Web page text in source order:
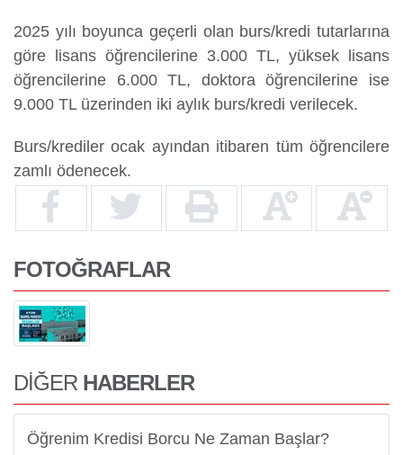
2025 yılı boyunca geçerli olan burs/kredi tutarlarına
göre lisans öğrencilerine 3.000 TL, yüksek lisans
öğrencilerine 6.000 TL, doktora öğrencilerine ise
9.000 TL üzerinden iki aylık burs/kredi verilecek.
Burs/krediler ocak ayından itibaren tüm öğrencilere
zamlı ödenecek.
FOTOĞRAFLAR
DİĞER HABERLER
Öğrenim Kredisi Borcu Ne Zaman Başlar?